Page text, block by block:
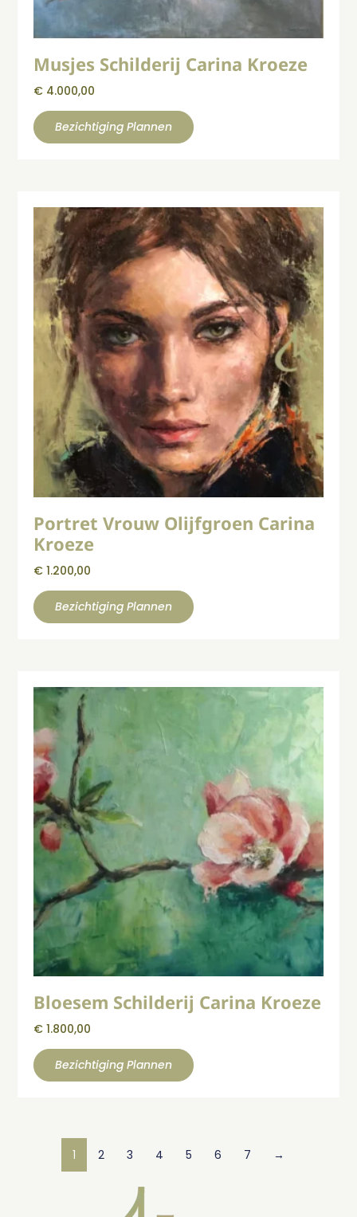
Musjes Schilderij Carina Kroeze
€ 4.000,00
Bezichtiging Plannen
Portret Vrouw Olijfgroen Carina
Kroeze
€ 1.200,00
Bezichtiging Plannen
Bloesem Schilderij Carina Kroeze
€ 1.800,00
Bezichtiging Plannen
1 2 3 4 5 6 7 →